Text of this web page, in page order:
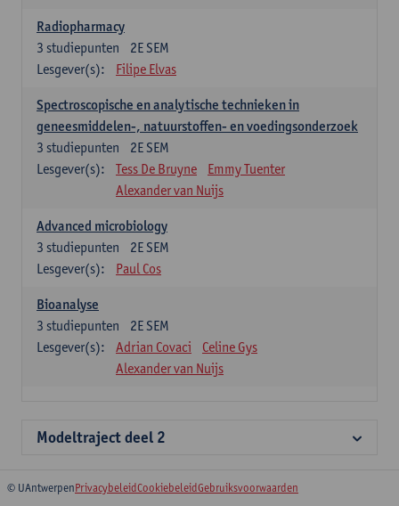
Radiopharmacy
2E SEM
3 studiepunten
Lesgever(s):
Filipe Elvas
Spectroscopische en analytische technieken in
geneesmiddelen-, natuurstoffen- en voedingsonderzoek
2E SEM
3 studiepunten
Lesgever(s):
Tess De Bruyne
Emmy Tuenter
Alexander van Nuijs
Advanced microbiology
2E SEM
3 studiepunten
Lesgever(s):
Paul Cos
Bioanalyse
2E SEM
3 studiepunten
Lesgever(s):
Adrian Covaci
Celine Gys
Alexander van Nuijs
Modeltraject deel 2
© UAntwerpenPrivacybeleidCookiebeleidGebruiksvoorwaarden